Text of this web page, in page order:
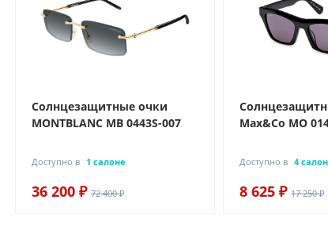
Солнцезащитные очки
MONTBLANC MB 0443S-007
Доступно в 1 салоне
36 200 ₽ 72 400 ₽
Max&Co MO
Доступно в 4
8 625 ₽ 17 250 ₽